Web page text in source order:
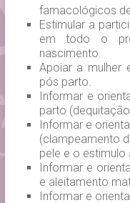
famacológicos
Estimular a
em todo o
nascimento.
Apoiar a mulher
pós parto.
Informar e
parto
Informar e
(clampeamento
pele e o
Informar e
e aleitamento
Informar e